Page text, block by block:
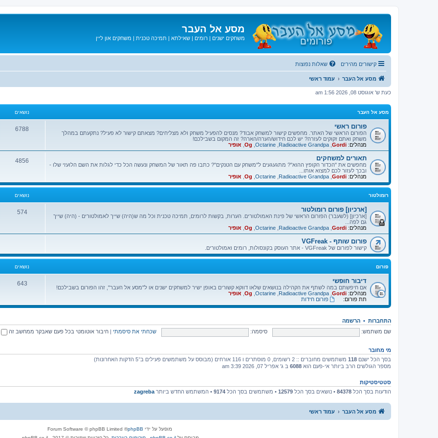
מסע אל העבר
משחקים ישנים | רומים | שאילתא | תמיכה טכנית | משחקים און ליין
קישורים מהירים שאלות נפוצות
מסע אל העבר עמוד ראשי
כעת ש' אוגוסט 08, 2026 1:56 am
מסע אל העבר נושאים
פורום ראשי
הפורום הראשי של האתר. מחפשים קישור למשחק אבוד? מנסים להפעיל משחק ולא מצליחים? מצאתם קישור לא פעיל? נתקעתם במהלך
משחק ואתם זקוקים לעזרה? יש לכם חידוש/הערה/הארה? זה המקום בשבילכם!
מנהלים: Gordi
Radioactive Grandpa
Octarine
Og אופיר
6788
תאורים למשחקים
מחפשים את "הכדור הקופץ ההוא"? מתגעגעים ל"משחק עם הטנקים"? כתבו פה תאור של המשחק ונעשה הכל כדי לגלות את השם הלועזי שלו -
ובכך לעזור לכם למצוא אותו...
מנהלים: Gordi
Radioactive Grandpa
Octarine
Og אופיר
4856
רומולטור נושאים
[ארכיון] פורום רומולטור
[ארכיון] (לשעבר) הפורום הראשי של פינת האמולטורים. הערות, בקשות לרומים, תמיכה טכנית וכל מה ש(היה) שייך לאמולטורים - (היה) שייך
גם לפה...
מנהלים: Gordi
Radioactive Grandpa
Octarine
Og אופיר
574
פורום שותף - VGFreak
קישור לפורום של VGFreak - אתר העוסק בקונסולות, רומים ואמולטורים.
פורום נושאים
דיבור חופשי
אם חיפשתם במה לשתף את הקהילה בנושאים שלאו דווקא קשורים באופן ישיר למשחקים ישנים או ל"מסע אל העבר", זהו הפורום בשבילכם!
מנהלים: Gordi
Radioactive Grandpa
Octarine
Og אופיר
תת פורום:
פורום חידות
643
התחברות • הרשמה
שם משתמש:
סיסמה: שכחתי את סיסמתי חיבור אוטומטי בכל פעם שאבקר ממחשב זה
מי מחובר
בסך הכל ישנם 118 משתמשים מחוברים :: 2 רשומים, 0 מוסתרים ו 116 אורחים (מבוסס על משתמשים פעילים ב־5 הדקות האחרונות)
מספר הגולשים הרב ביותר אי-פעם הוא 6088 ב ג' אפריל 07, 2026 3:39 am
סטטיסטיקות
הודעות בסך הכל 84378 • נושאים בסך הכל 12579 • משתמשים בסך הכל 9174 • המשתמש החדש ביותר zagreba
מסע אל העבר עמוד ראשי
מופעל על ידי phpBB
® Forum Software © phpBB Limited